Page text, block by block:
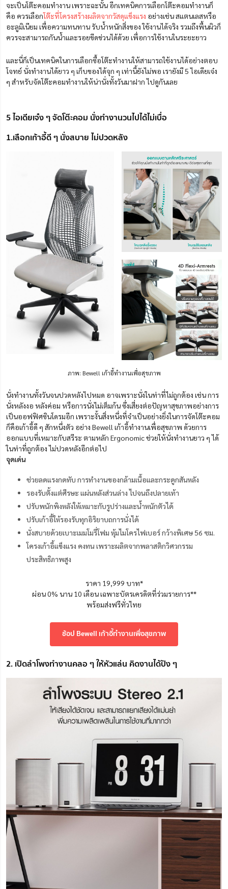
จะเป็นโต๊ะคอมทำงาน เพราะฉะนั้น อีกเทคนิคการเลือกโต๊ะคอมทำงานก็
คือ ควรเลือกโต๊ะที่โครงสร้างผลิตจากวัสดุแข็งแรง อย่างเช่น สแตนเลสหรือ
อะลูมิเนียม เพื่อความทนทาน รับน้ำหนักสิ่งของ ใช้งานได้จริง รวมถึงพื้นผิวก็
ควรจะสามารถกันน้ำและรอยขีดข่วนได้ด้วย เพื่อการใช้งานในระยะยาว
และนี่ก็เป็นเทคนิคในการเลือกซื้อโต๊ะทำงานให้สามารถใช้งานได้อย่างตอบ
โจทย์ นั่งทำงานได้ยาว ๆ เก็บของได้จุก ๆ เท่านี้ยังไม่พอ เรายังมี 5 ไอเดียเจ๋ง
ๆ สำหรับจัดโต๊ะคอมทำงานให้น่านั่งทั้งวันมาฝาก ไปดูกันเลย
5 ไอเดียเจ๋ง ๆ จัดโต๊ะคอม นั่งทำงานวนไปได้ไม่เบื่อ
1.เลือกเก้าอี้ดี ๆ นั่งสบาย ไม่ปวดหลัง
ภาพ: Bewell เก้าอี้ทำงานเพื่อสุขภาพ
นั่งทำงานทั้งวันจนปวดหลังไปหมด อาจเพราะนั่งในท่าที่ไม่ถูกต้อง เช่น การ
นั่งหลังงอ หลังค่อม หรือการนั่งไม่เต็มก้น ซึ่งเสี่ยงต่อปัญหาสุขภาพอย่างการ
เป็นออฟฟิศซินโดรมอีก เพราะงั้นสิ่งหนึ่งที่จำเป็นอย่างยิ่งในการจัดโต๊ะคอม
ก็คือเก้าอี้ดี ๆ สักหนึ่งตัว อย่าง Bewell เก้าอี้ทำงานเพื่อสุขภาพ ด้วยการ
ออกแบบที่เหมาะกับสรีระ ตามหลัก Ergonomic ช่วยให้นั่งทำงานยาว ๆ ได้
ในท่าที่ถูกต้อง ไม่ปวดหลังอีกต่อไป
จุดเด่น
ช่วยลดแรงกดทับ การทำงานของกล้ามเนื้อและกระดูกสันหลัง
รองรับตั้งแต่ศีรษะ แผ่นหลังส่วนล่าง ไปจนถึงปลายเท้า
ปรับพนักพิงหลังให้เหมาะกับรูปร่างและน้ำหนักตัวได้
ปรับเก้าอี้ให้รองรับทุกอิริยาบถการนั่งได้
นั่งสบายด้วยเบาะเมมโมรี่โฟม หุ้มไมโครไฟเบอร์ กว้างพิเศษ 56 ซม.
โครงเก้าอี้แข็งแรง คงทน เพราะผลิตจากพลาสติกวิศวกรรม
ประสิทธิภาพสูง
ราคา 19,999 บาท*
ผ่อน 0% นาน 10 เดือน เฉพาะบัตรเครดิตที่ร่วมรายการ**
พร้อมส่งฟรีทั่วไทย
ช้อป Bewell เก้าอี้ทำงานเพื่อสุขภาพ
2. เปิดลำโพงทำงานคลอ ๆ ให้หัวแล่น คิดงานได้ปัง ๆ